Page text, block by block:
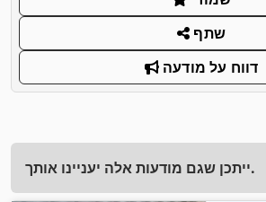
שתף
דווח על מודעה
ייתכן שגם מודעות אלה יעניינו אותך.